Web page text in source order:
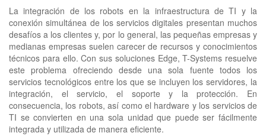
La integración de los robots en la infraestructura de TI y la
conexión simultánea de los servicios digitales presentan muchos
desafíos a los clientes y, por lo general, las pequeñas empresas y
medianas empresas suelen carecer de recursos y conocimientos
técnicos para ello. Con sus soluciones Edge, T-Systems resuelve
este problema ofreciendo desde una sola fuente todos los
servicios tecnológicos entre los que se incluyen los servidores, la
integración, el servicio, el soporte y la protección. En
consecuencia, los robots, así como el hardware y los servicios de
TI se convierten en una sola unidad que puede ser fácilmente
integrada y utilizada de manera eficiente.